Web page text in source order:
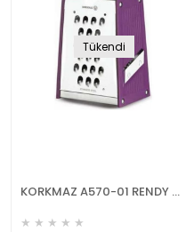
Tükendi
KORKMAZ A570-01 RENDY MİNİ MOR
★ ★ ★ ★ ★